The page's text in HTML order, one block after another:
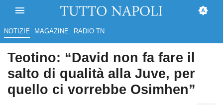
NOTIZIE MAGAZINE RADIO TN
Teotino: “David non fa fare il
salto di qualità alla Juve, per
quello ci vorrebbe Osimhen”